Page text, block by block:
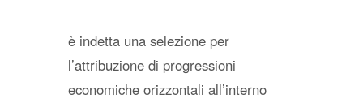
è indetta una selezione per
l’attribuzione di progressioni
economiche orizzontali all’interno